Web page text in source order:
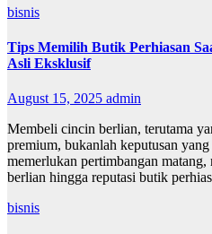
bisnis
Tips Memilih Butik Perhiasan
Asli Eksklusif
August 15, 2025 admin
Membeli cincin berlian, terutama
premium, bukanlah keputusan
memerlukan pertimbangan
berlian hingga reputasi butik
bisnis